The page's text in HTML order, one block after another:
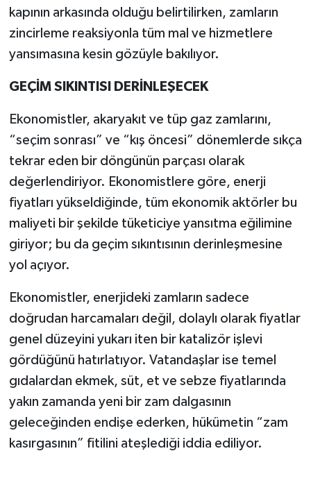
kapının arkasında olduğu belirtilirken, zamların
zincirleme reaksiyonla tüm mal ve hizmetlere
yansımasına kesin gözüyle bakılıyor.
GEÇİM SIKINTISI DERİNLEŞECEK
Ekonomistler, akaryakıt ve tüp gaz zamlarını,
“seçim sonrası” ve “kış öncesi” dönemlerde sıkça
tekrar eden bir döngünün parçası olarak
değerlendiriyor. Ekonomistlere göre, enerji
fiyatları yükseldiğinde, tüm ekonomik aktörler bu
maliyeti bir şekilde tüketiciye yansıtma eğilimine
giriyor; bu da geçim sıkıntısının derinleşmesine
yol açıyor.
Ekonomistler, enerjideki zamların sadece
doğrudan harcamaları değil, dolaylı olarak fiyatlar
genel düzeyini yukarı iten bir katalizör işlevi
gördüğünü hatırlatıyor. Vatandaşlar ise temel
gıdalardan ekmek, süt, et ve sebze fiyatlarında
yakın zamanda yeni bir zam dalgasının
geleceğinden endişe ederken, hükümetin “zam
kasırgasının” fitilini ateşlediği iddia ediliyor.